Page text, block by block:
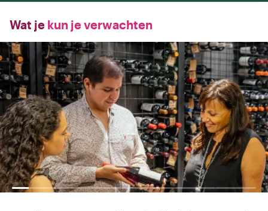
Wat je kun je verwachten